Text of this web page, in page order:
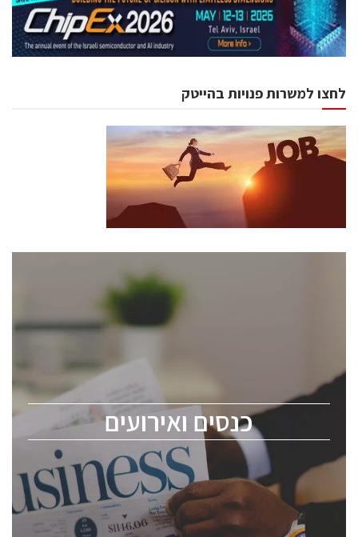
לחצו למשרות פנויות בהייטק
כנסים ואירועים
כנסים ואירועים
לכל העוסקים בתעשיית הסמיקונדקטור כולל מהנדסים,
ChipEx2026 will be held on May 12-13, 2026. The
conference is intended for everyone involved in the
semiconductor industry, including engineers,
professional experts, and senior executives.